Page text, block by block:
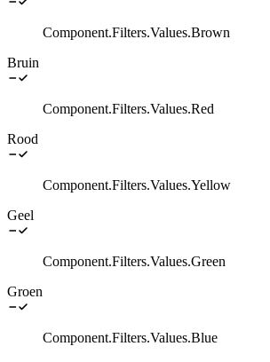
Component.Filters.Values.Brown
Bruin
Component.Filters.Values.Red
Rood
Component.Filters.Values.Yellow
Geel
Component.Filters.Values.Green
Groen
Component.Filters.Values.Blue